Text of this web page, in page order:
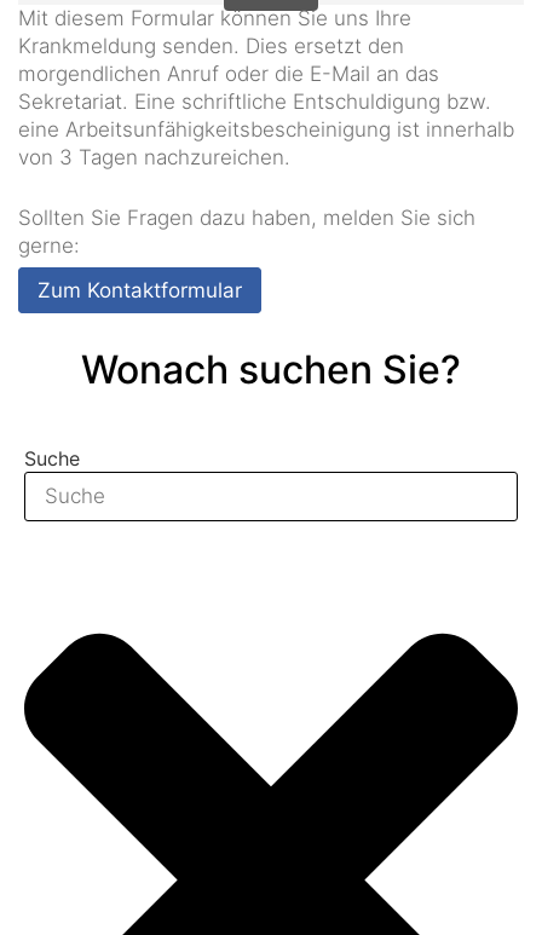
Mit diesem Formular können Sie uns Ihre
Krankmeldung senden. Dies ersetzt den
morgendlichen Anruf oder die E-Mail an das
Sekretariat. Eine schriftliche Entschuldigung bzw.
eine Arbeitsunfähigkeitsbescheinigung ist innerhalb
von 3 Tagen nachzureichen.
Sollten Sie Fragen dazu haben, melden Sie sich
gerne:
Zum Kontaktformular
Wonach suchen Sie?
Suche